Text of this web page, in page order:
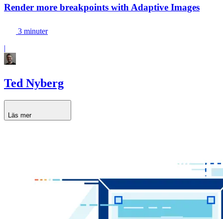
Render more breakpoints with Adaptive Images
3 minuter
Ted Nyberg
Läs mer